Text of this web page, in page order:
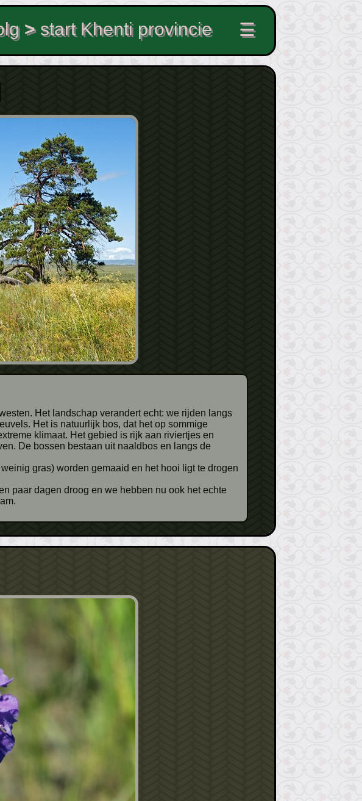
> start Khenti provincie ☰
Het is natuurlijk bos, dat het op sommige
klimaat. Het gebied is rijk aan riviertjes en
De bossen bestaan uit naaldbos en langs de
gras) worden gemaaid en het hooi ligt te drogen
paar dagen droog en we hebben nu ook het echte